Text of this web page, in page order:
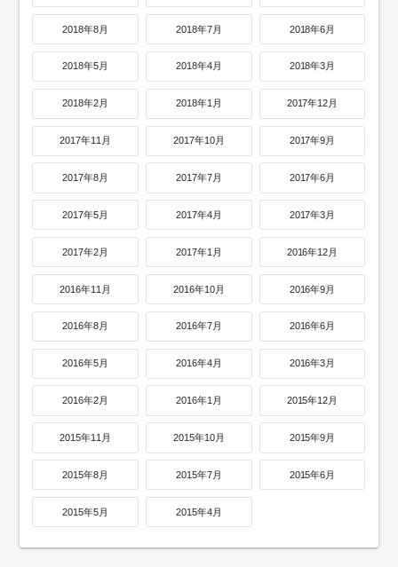
2018年8月 2018年7月 2018年6月
2018年5月 2018年4月 2018年3月
2018年2月 2018年1月 2017年12月
2017年11月 2017年10月 2017年9月
2017年8月 2017年7月 2017年6月
2017年5月 2017年4月 2017年3月
2017年2月 2017年1月 2016年12月
2016年11月 2016年10月 2016年9月
2016年8月 2016年7月 2016年6月
2016年5月 2016年4月 2016年3月
2016年2月 2016年1月 2015年12月
2015年11月 2015年10月 2015年9月
2015年8月 2015年7月 2015年6月
2015年5月 2015年4月